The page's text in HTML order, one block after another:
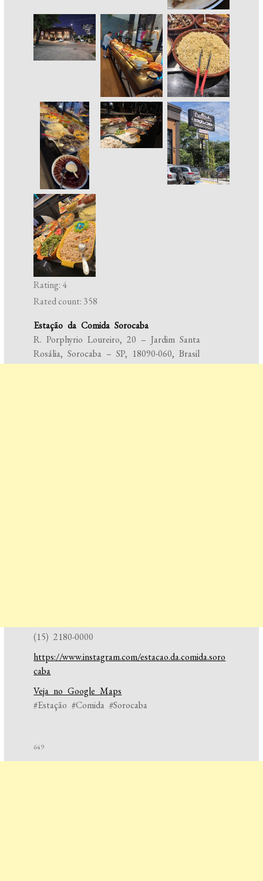
Rating: 4
Rated count: 358
Estação da Comida Sorocaba
R. Porphyrio Loureiro, 20 – Jardim Santa
Rosália, Sorocaba – SP, 18090-060, Brasil
(15) 2180-0000
https://www.instagram.com/estacao.da.comida.soro
caba
Veja no Google Maps
#Estação #Comida #Sorocaba
649